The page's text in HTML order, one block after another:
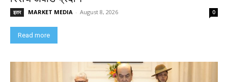
इतर MARKET MEDIA - August 8, 2026 0
Read more